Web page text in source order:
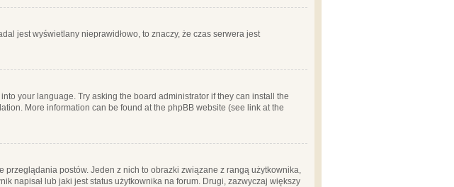
jest wyświetlany nieprawidłowo, to znaczy, że czas serwera jest
your language. Try asking the board administrator if they can install the
More information can be found at the phpBB website (see link at the
postów. Jeden z nich to obrazki związane z rangą użytkownika,
napisał lub jaki jest status użytkownika na forum. Drugi, zazwyczaj większy